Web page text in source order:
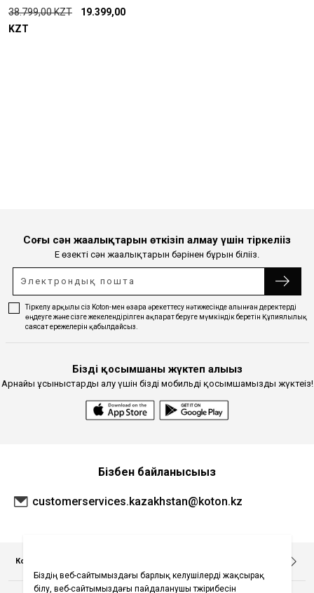
38.799,00 KZT
19.399,00
KZT
Соңғы сән жаңалықтарын өткізіп алмау үшін тіркеліңіз
Ең өзекті сән жаңалықтарын бәрінен бұрын біліңіз.
Тіркелу арқылы сіз Koton-мен өзара әрекеттесу нәтижесінде алынған деректерді
өңдеуге және сізге жекелендірілген ақпарат беруге мүмкіндік беретін Құпиялылық
саясат ережелерін қабылдайсыз.
Біздің қосымшаны жүктеп алыңыз
Арнайы ұсыныстарды алу үшін біздің мобильді қосымшамызды жүктеңіз!
Корпоративтік ақпарат
Біз туралы
Бізбен байланысыңыз
customerservices.kazakhstan@koton.kz